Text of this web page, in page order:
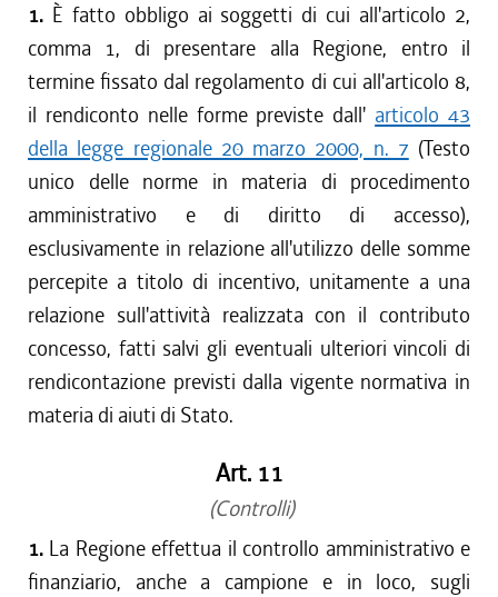
1. È fatto obbligo ai soggetti di cui all'articolo 2,
comma 1, di presentare alla Regione, entro il
termine fissato dal regolamento di cui all'articolo 8,
il rendiconto nelle forme previste dall' articolo 43
della legge regionale 20 marzo 2000, n. 7 (Testo
unico delle norme in materia di procedimento
amministrativo e di diritto di accesso),
esclusivamente in relazione all'utilizzo delle somme
percepite a titolo di incentivo, unitamente a una
relazione sull'attività realizzata con il contributo
concesso, fatti salvi gli eventuali ulteriori vincoli di
rendicontazione previsti dalla vigente normativa in
materia di aiuti di Stato.
Art. 11
(Controlli)
1. La Regione effettua il controllo amministrativo e
finanziario, anche a campione e in loco, sugli